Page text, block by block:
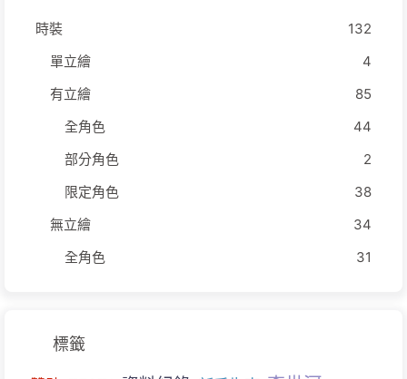
時裝
132
單立繪
4
有立繪
85
全角色
44
部分角色
2
限定角色
38
無立繪
34
全角色
31
標籤